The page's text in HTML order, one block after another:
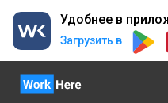
Удобнее в
Загрузить в